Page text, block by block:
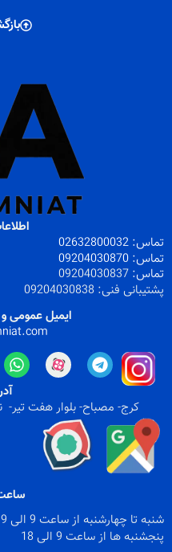
تماس:
02632800032
تماس: 09204030870
تماس: 09204030837
پشتیبانی فنی: 09204030838
ایمیل عمومی و
کرج- مصباح- بلوار هفت تیر-
شنبه تا چهارشنبه از ساعت 9 الی 19
پنجشنبه ها از ساعت 9 الی 18